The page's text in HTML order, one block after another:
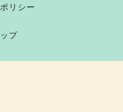
リシー
プ